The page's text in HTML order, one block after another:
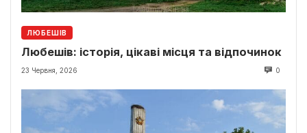
ЛЮБЕШІВ
Любешів: історія, цікаві місця та відпочинок
23 Червня, 2026 0